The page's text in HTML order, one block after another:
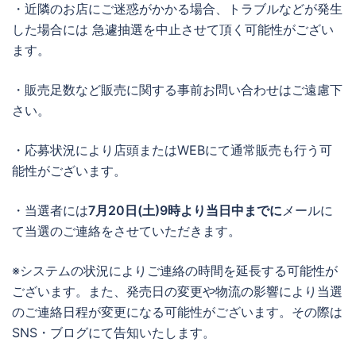
・近隣のお店にご迷惑がかかる場合、トラブルなどが発生
した場合には 急遽抽選を中止させて頂く可能性がござい
ます。
・販売足数など販売に関する事前お問い合わせはご遠慮下
さい。
・応募状況により店頭またはWEBにて通常販売も行う可
能性がございます。
・当選者には7月20日(土)9時より当日中までにメールに
て当選のご連絡をさせていただきます。
※システムの状況によりご連絡の時間を延長する可能性が
ございます。また、発売日の変更や物流の影響により当選
のご連絡日程が変更になる可能性がございます。その際は
SNS・ブログにて告知いたします。